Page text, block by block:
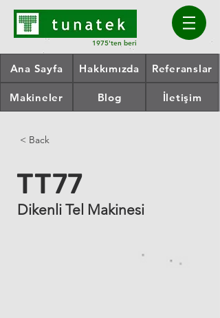
1975'ten beri
Ana Sayfa Hakkımızda Referanslar
Makineler Blog İletişim
< Back
Dikenli Tel Makinesi
TT77